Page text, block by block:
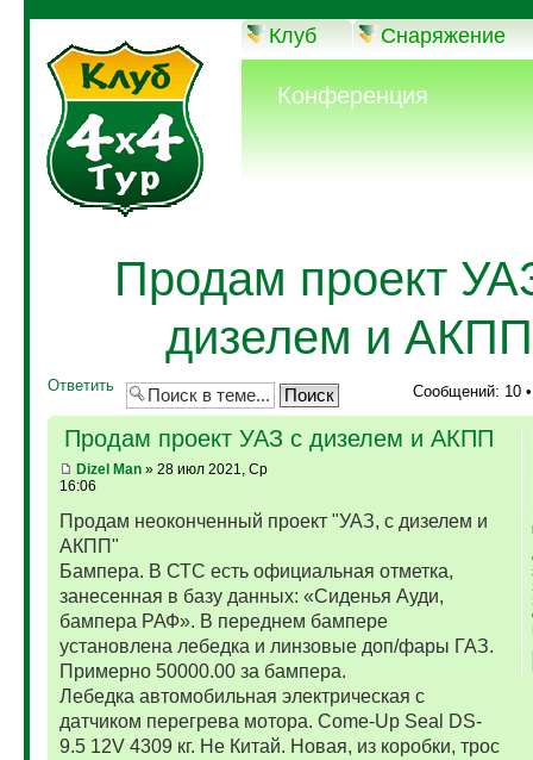
Клуб Снаряжение
Конференция
Продам проект
дизелем и АКПП
Ответить Сообщений: 10
Продам проект УАЗ с дизелем и АКПП
Dizel Man» 28 июл 2021, Ср
16:06
Продам неоконченный проект "УАЗ, с дизелем и
АКПП"
Бампера. В СТС есть официальная отметка,
занесенная в базу данных: «Сиденья Ауди,
бампера РАФ». В переднем бампере
установлена лебедка и линзовые доп/фары ГАЗ.
Примерно 50000.00 за бампера.
Лебедка автомобильная электрическая с
датчиком перегрева мотора. Come-Up Seal DS-
9.5 12V 4309 кг. Не Китай. Новая, из коробки, трос